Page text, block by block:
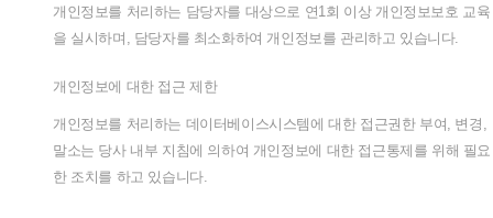
개인정보를 처리하는 담당자를 대상으로 연1회 이상 개인정보보호 교육
을 실시하며 , 담당자를 최소화하여 개인정보를 관리하고 있습니다.
개인정보에 대한 접근 제한
개인정보를 처리하는 데이터베이스시스템에 대한 접근권한 부여, 변경 ,
말소는 당사 내부 지침에 의하여 개인정보에 대한 접근통제를 위해 필요
한 조치를 하고 있습니다.